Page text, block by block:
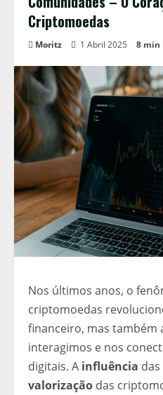
Criptomoedas
Moritz 1 Abril 2025 8 min
Nos últimos anos, o
criptomoedas
financeiro, mas também
interagimos e nos
digitais. A influência
valorização das